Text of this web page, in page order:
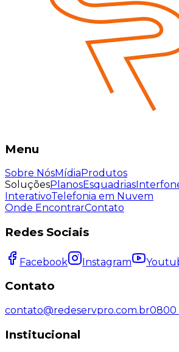
Menu
Sobre NósMídia Produtos
SoluçõesPlanosEsquadrias
InterativoTelefonia em Nuvem
Onde EncontrarContato
Redes Sociais
Facebook Instagram
Contato
contato@redeservpro.com.br0800
Institucional